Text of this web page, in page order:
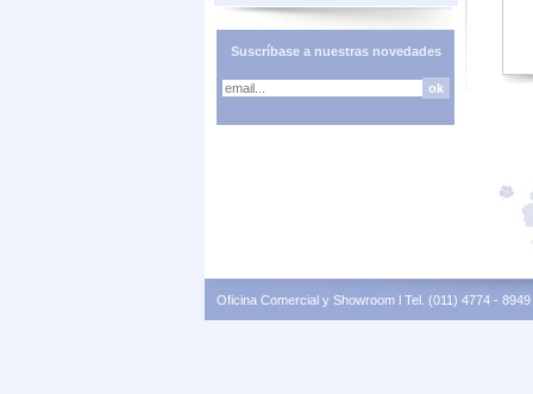
Suscríbase a nuestras novedades
Oficina Comercial y Showroom l Tel. (011) 4774 -